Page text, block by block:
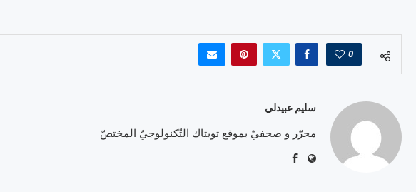
0
سليم عبيدلي
محرّر و صحفيّ بموقع تويتاك التّكنولوجيّ المختصّ